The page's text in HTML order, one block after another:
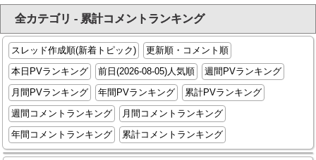
全カテゴリ - 累計コメントランキング
スレッド作成順(新着トピック)
更新順・コメント順
本日PVランキング
前日(2026-08-05)人気順
週間PVランキング
月間PVランキング
年間PVランキング
累計PVランキング
週間コメントランキング
月間コメントランキング
年間コメントランキング
累計コメントランキング